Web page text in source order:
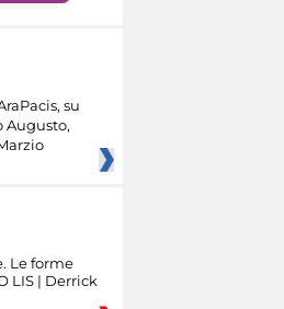
su
Augusto,
Le forme
LIS | Derrick